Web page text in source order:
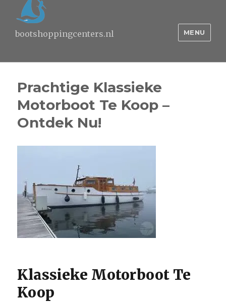
bootshoppingcenters.nl MENU
Prachtige Klassieke
Motorboot Te Koop –
Ontdek Nu!
Klassieke Motorboot Te
Koop